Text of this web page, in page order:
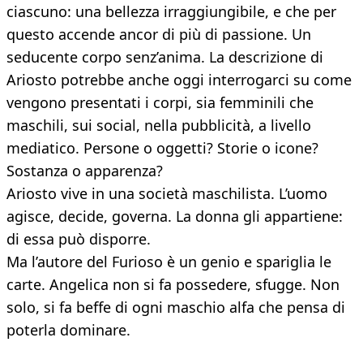
ciascuno: una bellezza irraggiungibile, e che per
questo accende ancor di più di passione. Un
seducente corpo senz’anima. La descrizione di
Ariosto potrebbe anche oggi interrogarci su come
vengono presentati i corpi, sia femminili che
maschili, sui social, nella pubblicità, a livello
mediatico. Persone o oggetti? Storie o icone?
Sostanza o apparenza?
Ariosto vive in una società maschilista. L’uomo
agisce, decide, governa. La donna gli appartiene:
di essa può disporre.
Ma l’autore del Furioso è un genio e spariglia le
carte. Angelica non si fa possedere, sfugge. Non
solo, si fa beffe di ogni maschio alfa che pensa di
poterla dominare.